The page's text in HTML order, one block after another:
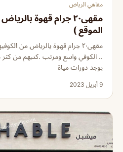
مقاهي الرياض
مقهى٢٠ جرام قهوة
الموقع )
مقهى٢٠ جرام قهوة يالرياض من
.. الكوفي واسع ومرتب .كنبهم من كثر
يوجد دورات مياة
9 أبريل 2023